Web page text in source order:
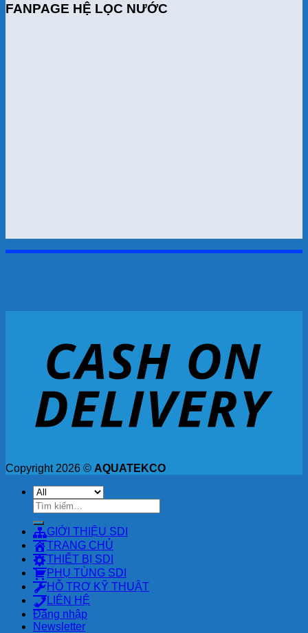
FANPAGE HỆ LỌC NƯỚC
Copyright 2026 © AQUATEKCO
Tìm
kiếm:
GIỚI THIỆU SDI
TRANG CHỦ
THIẾT BỊ SDI
PHỤ TÙNG SDI
HỖ TRỢ KỸ THUẬT
LIÊN HỆ
Đăng nhập
Newsletter